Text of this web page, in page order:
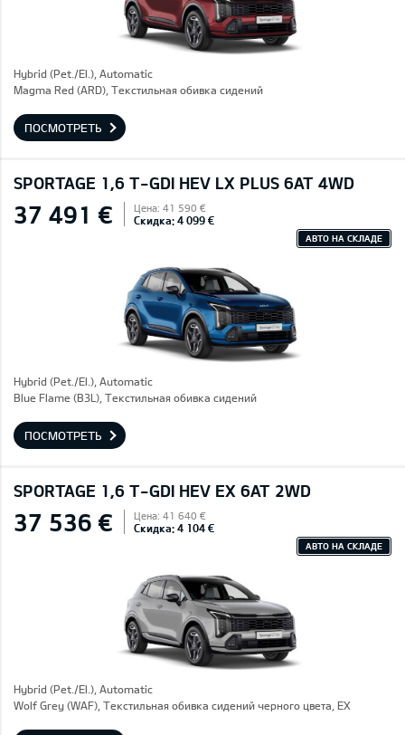
Hybrid (Pet./El.), Automatic
Magma Red (ARD), Текстильная обивка сидений
ПОСМОТРЕТЬ
SPORTAGE 1,6 T-GDI HEV LX PLUS 6AT 4WD
37 491 € Цена: 41 590 €
Скидка: 4 099 €
АВТО НА СКЛАДЕ
Hybrid (Pet./El.), Automatic
Blue Flame (B3L), Текстильная обивка сидений
ПОСМОТРЕТЬ
SPORTAGE 1,6 T-GDI HEV EX 6AT 2WD
37 536 € Цена: 41 640 €
Скидка: 4 104 €
АВТО НА СКЛАДЕ
Hybrid (Pet./El.), Automatic
Wolf Grey (WAF), Текстильная обивка сидений черного цвета, EX